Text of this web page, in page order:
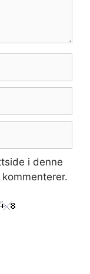
i denne